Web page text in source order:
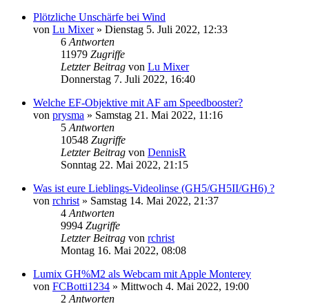
Plötzliche Unschärfe bei Wind
von Lu Mixer» Dienstag 5. Juli 2022, 12:33
6 Antworten
11979 Zugriffe
Letzter Beitrag von Lu Mixer
Donnerstag 7. Juli 2022, 16:40
Welche EF-Objektive mit AF am Speedbooster?
von prysma » Samstag 21. Mai 2022, 11:16
5 Antworten
10548 Zugriffe
Letzter Beitrag von DennisR
Sonntag 22. Mai 2022, 21:15
Was ist eure Lieblings-Videolinse (GH5/GH5II/GH6) ?
von rchrist » Samstag 14. Mai 2022, 21:37
4 Antworten
9994 Zugriffe
Letzter Beitrag von rchrist
Montag 16. Mai 2022, 08:08
Lumix GH%M2 als Webcam mit Apple Monterey
von FCBotti1234 » Mittwoch 4. Mai 2022, 19:00
2 Antworten